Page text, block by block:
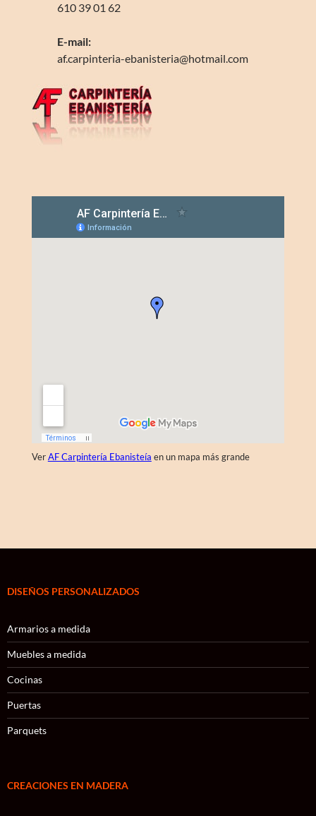
610 39 01 62
E-mail:
af.carpinteria-ebanisteria@hotmail.com
VerAF Carpintería Ebanisteía en un mapa más grande
DISEÑOS PERSONALIZADOS
Armarios a medida
Muebles a medida
Cocinas
Puertas
Parquets
CREACIONES EN MADERA